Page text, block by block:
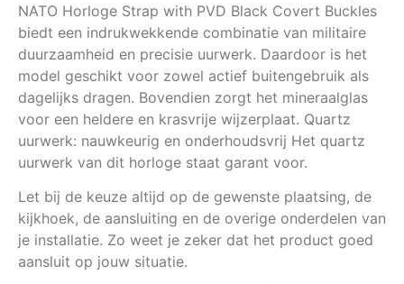
NATO Horloge Strap with PVD Black Covert Buckles
biedt een indrukwekkende combinatie van militaire
duurzaamheid en precisie uurwerk. Daardoor is het
model geschikt voor zowel actief buitengebruik als
dagelijks dragen. Bovendien zorgt het mineraalglas
voor een heldere en krasvrije wijzerplaat. Quartz
uurwerk: nauwkeurig en onderhoudsvrij Het quartz
uurwerk van dit horloge staat garant voor.
Let bij de keuze altijd op de gewenste plaatsing, de
kijkhoek, de aansluiting en de overige onderdelen van
je installatie. Zo weet je zeker dat het product goed
aansluit op jouw situatie.